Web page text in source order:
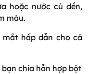
hoặc nước củ dền,
màu.
chia hỗn hợp bột